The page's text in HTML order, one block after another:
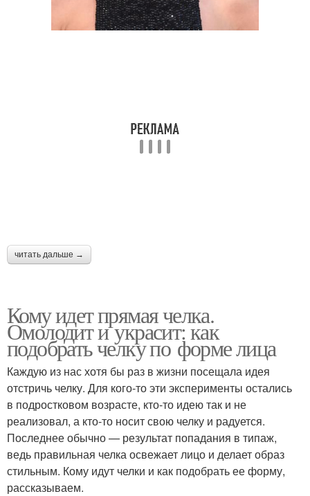
читать дальше →
Кому идет прямая челка.
Омолодит и украсит: как
подобрать челку по форме лица
Каждую из нас хотя бы раз в жизни посещала идея
отстричь челку. Для кого-то эти эксперименты остались
в подростковом возрасте, кто-то идею так и не
реализовал, а кто-то носит свою челку и радуется.
Последнее обычно — результат попадания в типаж,
ведь правильная челка освежает лицо и делает образ
стильным. Кому идут челки и как подобрать ее форму,
рассказываем.